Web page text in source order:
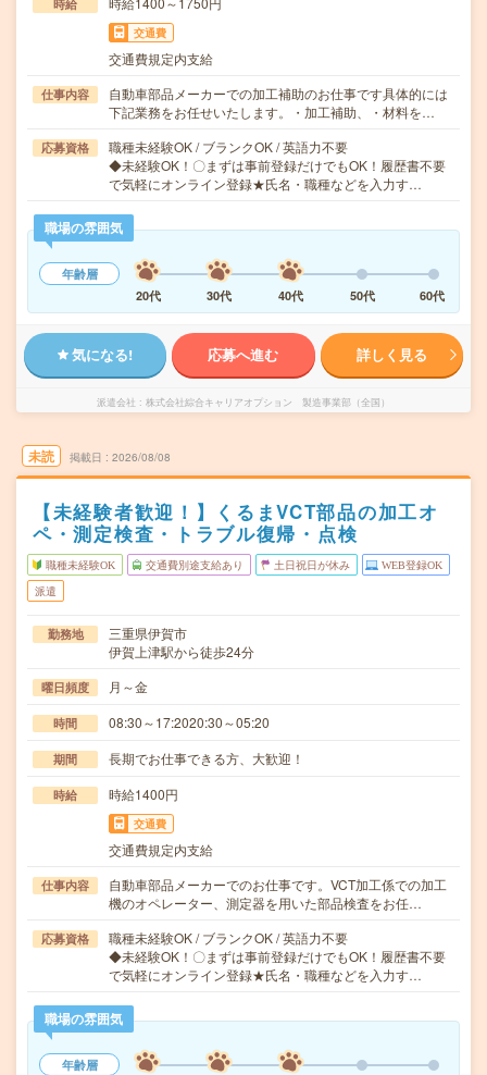
時給
交通費
交通費規定内支給
仕事内容
自動車部品メーカーでの加工補助のお仕事です具体的には
下記業務をお任せいたします。・加工補助、・材料を…
応募資格
職種未経験OK / ブランクOK / 英語力不要
◆未経験OK！〇まずは事前登録だけでもOK！履歴書不要
で気軽にオンライン登録★氏名・職種などを入力す…
職場の雰囲気
年齢層
20代
30代 40代 50代 60代
気になる! 応募へ進む 詳しく見る
派遣会社 株式会社綜合キャリアオプション 製造事業部（全国）
未読 掲載日 2026/08/08
【未経験者歓迎！】くるまVCT部品の加工オ
ペ・測定検査・トラブル復帰・点検
職種未経験OK 交通費別途支給あり 土日祝日が休み WEB登録OK
派遣
勤務地
三重県伊賀市
伊賀上津駅から徒歩24分
曜日頻度 月～金
時間 08:30～17:2020:30～05:20
期間 長期でお仕事できる方、大歓迎！
時給 時給1400円
交通費
交通費規定内支給
仕事内容
自動車部品メーカーでのお仕事です。VCT加工係での加工
機のオペレーター、測定器を用いた部品検査をお任…
応募資格
職種未経験OK / ブランクOK / 英語力不要
◆未経験OK！〇まずは事前登録だけでもOK！履歴書不要
で気軽にオンライン登録★氏名・職種などを入力す…
職場の雰囲気
年齢層